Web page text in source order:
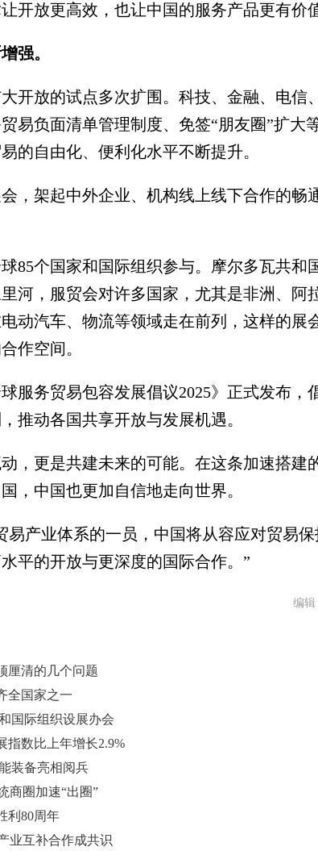
开放更高效，也让中国的服务产品更有价
强。
放的试点多次扩围。科技、金融、电信
易负面清单管理制度、免签“朋友圈”扩大
的自由化、便利化水平不断提升。
架起中外企业、机构线上线下合作的畅
个国家和国际组织参与。摩尔多瓦共和
河，服贸会对许多国家，尤其是非洲、阿
动汽车、物流等领域走在前列，这样的展
作空间。
务贸易包容发展倡议2025》正式发布，
推动各国共享开放与发展机遇。
更是共建未来的可能。在这条加速搭建
，中国也更加自信地走向世界。
产业体系的一员，中国将从容应对贸易保
平的开放与更深度的国际合作。”
编辑
厘清的几个问题
全国家之一
国际组织设展办会
指数比上年增长2.9%
装备亮相阅兵
商圈加速“出圈”
利80周年
业互补合作成共识